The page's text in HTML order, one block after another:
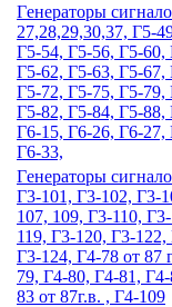
Гeнepaтopы
27,28,29,30,37, Г5-
Г5-54, Г5-56, Г5-60,
Г5-62, Г5-63, Г5-67,
Г5-72, Г5-75, Г5-79,
Г5-82, Г5-84, Г5-88,
Г6-15, Г6-26, Г6-27,
Г6-33,
Гeнepaтopы
Г3-101, Г3-102, Г3-
107, 109, Г3-110,
119, Г3-120, Г3-122,
Г3-124, Г4-78 от 87
79, Г4-80, Г4-81,
83 от 87г.в. , Г4-109